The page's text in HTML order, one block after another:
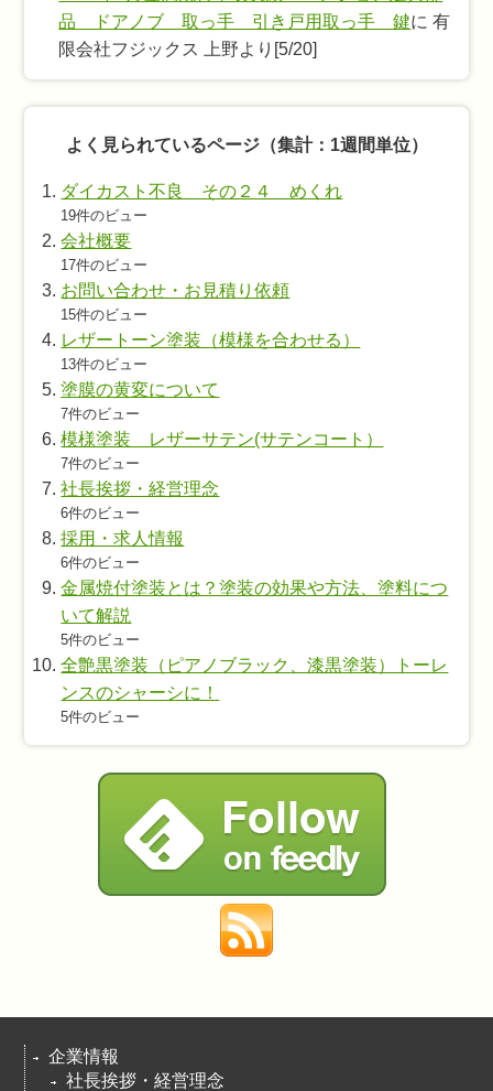
品 ドアノブ 取っ手 引き戸用取っ手 鍵に 有
限会社フジックス 上野より[5/20]
よく見られているページ（集計：1週間単位）
ダイカスト不良 その２４ めくれ
19件のビュー
会社概要
17件のビュー
お問い合わせ・お見積り依頼
15件のビュー
レザートーン塗装（模様を合わせる）
13件のビュー
塗膜の黄変について
7件のビュー
模様塗装 レザーサテン(サテンコート）
7件のビュー
社長挨拶・経営理念
6件のビュー
採用・求人情報
6件のビュー
金属焼付塗装とは？塗装の効果や方法、塗料につ
いて解説
5件のビュー
全艶黒塗装（ピアノブラック、漆黒塗装）トーレ
ンスのシャーシに！
5件のビュー
企業情報
社長挨拶・経営理念